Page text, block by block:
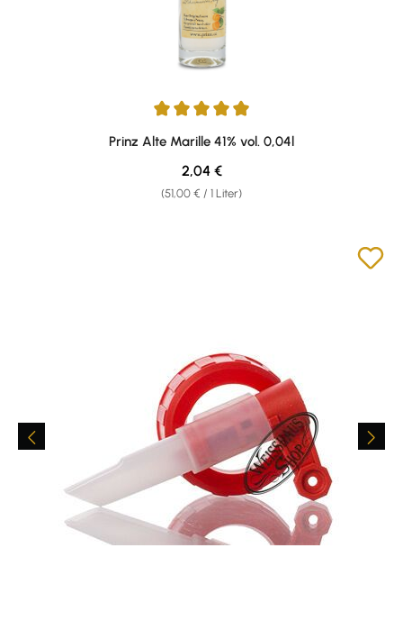
Durchschnittliche Bewertung von 4.89 von 5 Sternen
Prinz Alte Marille 41% vol. 0,04l
(51,00 € / 1 Liter)
Regulärer Preis:
2,04 €